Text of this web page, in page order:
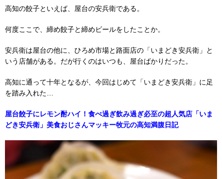
高知の餃子といえば、屋台の安兵衛である。
何度ここで、締め餃子と締めビールをしたことか。
安兵衛は屋台の他に、ひろめ市場と路面店の「いまどき安兵衛」と
いう店舗がある。だが行くのはいつも、屋台ばかりだった。
高知に通って十年となるが、今回はじめて「いまどき安兵衛」に足
を踏み入れた…
屋台餃子にレモン酎ハイ！食べ過ぎ飲み過ぎ必至の超人気店「いま
どき安兵衛」美食おじさんマッキー牧元の高知満腹日記